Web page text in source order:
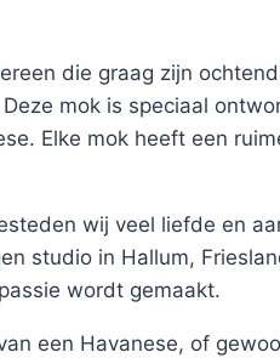
die graag zijn
mok is speciaal
Elke mok heeft een
wij veel liefde en
studio in Hallum,
wordt gemaakt.
een Havanese, of